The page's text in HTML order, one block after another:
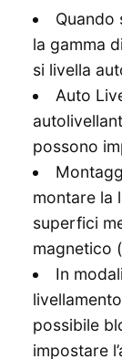
Quando
la gamma
si livella
Auto
possono
montare la
superfici
magnetico
In
possibile
impostare